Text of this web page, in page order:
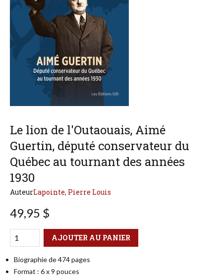
Le lion de l'Outaouais, Aimé
Guertin, député conservateur du
Québec au tournant des années
1930
AuteurLapointe, Pierre Louis
49,95 $
Qté
Format AJOUTER AU PANIER
Biographie de 474 pages
Format : 6 x 9 pouces